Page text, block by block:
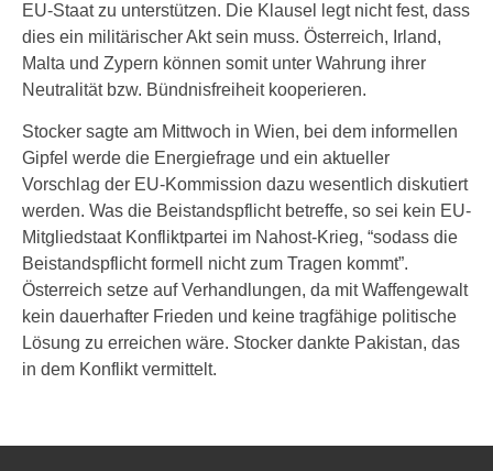
EU-Staat zu unterstützen. Die Klausel legt nicht fest, dass
dies ein militärischer Akt sein muss. Österreich, Irland,
Malta und Zypern können somit unter Wahrung ihrer
Neutralität bzw. Bündnisfreiheit kooperieren.
Stocker sagte am Mittwoch in Wien, bei dem informellen
Gipfel werde die Energiefrage und ein aktueller
Vorschlag der EU-Kommission dazu wesentlich diskutiert
werden. Was die Beistandspflicht betreffe, so sei kein EU-
Mitgliedstaat Konfliktpartei im Nahost-Krieg, “sodass die
Beistandspflicht formell nicht zum Tragen kommt”.
Österreich setze auf Verhandlungen, da mit Waffengewalt
kein dauerhafter Frieden und keine tragfähige politische
Lösung zu erreichen wäre. Stocker dankte Pakistan, das
in dem Konflikt vermittelt.